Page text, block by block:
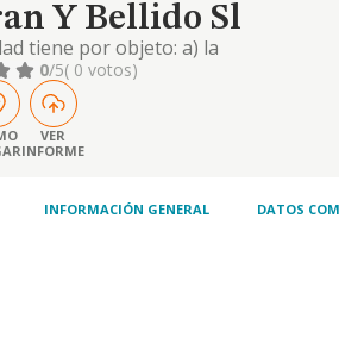
Y Bellido Sl
tiene por objeto: a) la
explotacion y enajenacion, por
de bienes inmuebles rusticos
la construccion de estos y
tenencia, promocion,
y arren
0/5( 0 votos)
VER
INFORME
INFORMACIÓN GENERAL DATOS